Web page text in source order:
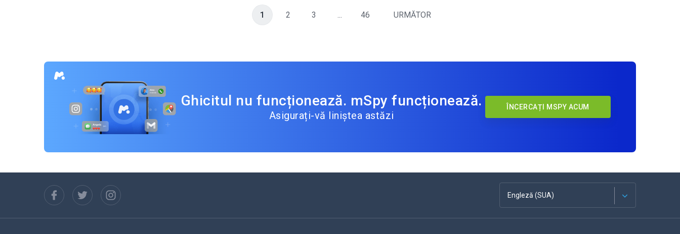
1 2 3 ... 46 URMĂTOR
Ghicitul nu funcționează. mSpy funcționează.
Asigurați-vă liniștea astăzi
ÎNCERCAȚI MSPY ACUM
Engleză (SUA)
Franceză